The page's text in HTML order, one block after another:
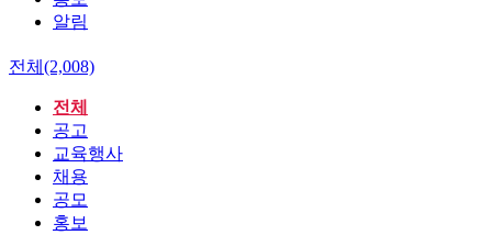
알림
전체(2,008)
전체
공고
교육행사
채용
공모
홍보